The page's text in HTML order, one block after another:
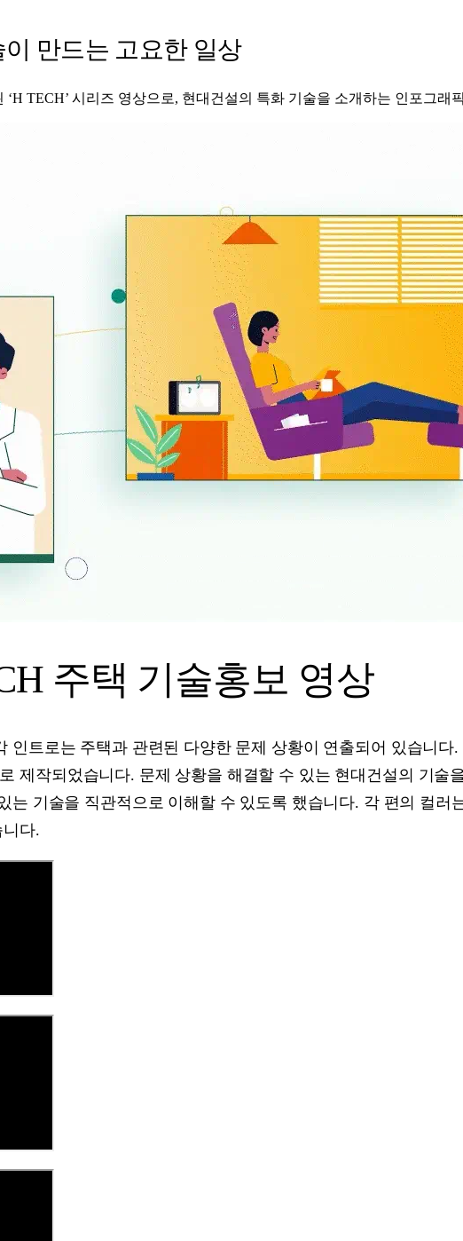
만드는 고요한 일상
TECH’ 시리즈 영상으로, 현대건설의 특화 기술을 소개하는 인포그래
주택 기술홍보 영상
인트로는 주택과 관련된 다양한 문제 상황이 연출되어 있습니
제작되었습니다. 문제 상황을 해결할 수 있는 현대건설의 기술
는 기술을 직관적으로 이해할 수 있도록 했습니다. 각 편의 컬
다.